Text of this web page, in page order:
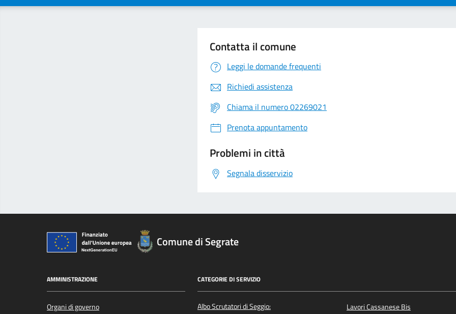
Contatta il comune
Leggi le domande frequenti
Richiedi assistenza
Chiama il numero 02269021
Prenota appuntamento
Problemi in città
Segnala disservizio
Comune di Segrate
AMMINISTRAZIONE
Organi di governo
CATEGORIE DI SERVIZIO
Albo Scrutatori di Seggio:
Lavori Cassanese Bis